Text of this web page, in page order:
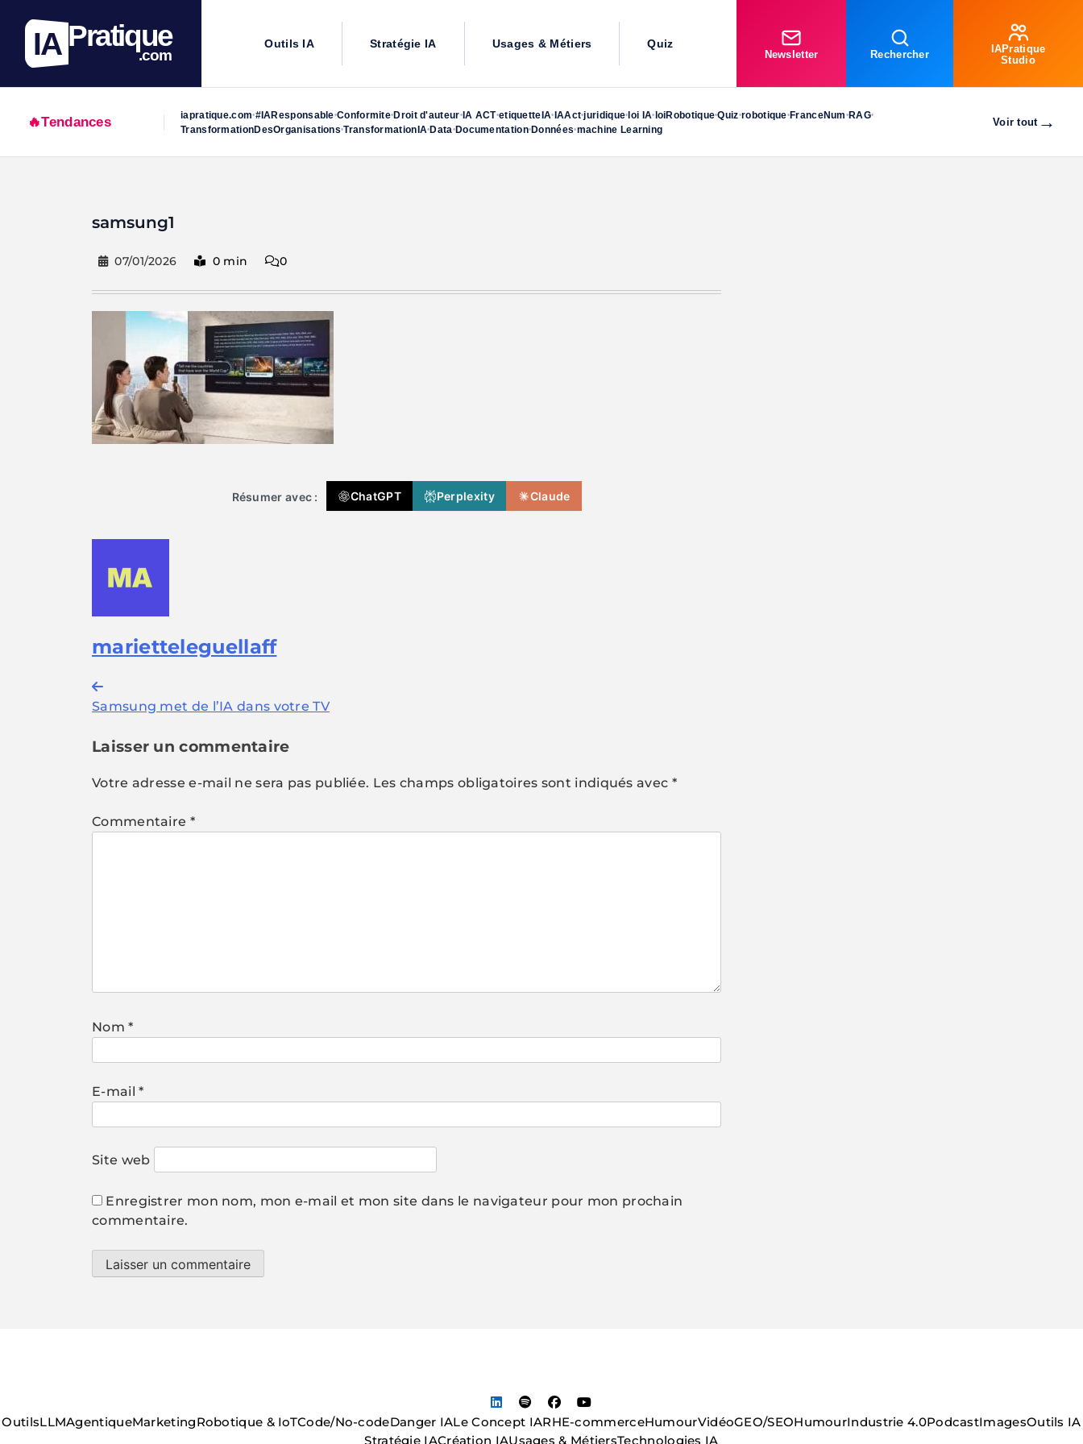
IA Pratique
.com
Outils IA Stratégie IA Usages & Métiers Quiz
Newsletter Rechercher
IAPratique
Studio
🔥Tendances iapratique.com•#IAResponsable•Conformite• Droit d'auteur•IA ACT•etiquetteIA• IAAct•juridique• loi IA• loiRobotique•Quiz•robotique• FranceNum • RAG•
TransformationDesOrganisations•TransformationIA• Data •Documentation• Données•machine Learning
Voir tout→
samsung1
07/01/2026 0 min 0
Résumer avec : ChatGPT Perplexity Claude
marietteleguellaff
Navigation
de
l’article
Samsung met de l’IA dans votre TV
Laisser un commentaire
Votre adresse e-mail ne sera pas publiée. Les champs obligatoires sont indiqués avec *
Commentaire *
Nom*
E-mail*
Site web
Enregistrer mon nom, mon e-mail et mon site dans le navigateur pour mon prochain
commentaire.
OutilsLLMAgentiqueMarketingRobotique & IoTCode/No-codeDanger IALe Concept IARHE-commerceHumourVidéoGEO/SEOHumourIndustrie 4.0PodcastImagesOutils IA
Stratégie IACréation IAUsages & MétiersTechnologies IA